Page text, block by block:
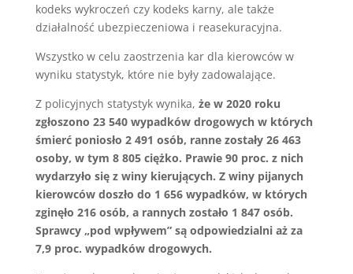
kodeks wykroczeń czy kodeks karny, ale także
działalność ubezpieczeniowa i reasekuracyjna.
Wszystko w celu zaostrzenia kar dla kierowców w
wyniku statystyk, które nie były zadowalające.
Z policyjnych statystyk wynika, że w 2020 roku
zgłoszono 23 540 wypadków drogowych w których
śmierć poniosło 2 491 osób, ranne zostały 26 463
osoby, w tym 8 805 ciężko. Prawie 90 proc. z nich
wydarzyło się z winy kierujących. Z winy pijanych
kierowców doszło do 1 656 wypadków, w których
zginęło 216 osób, a rannych zostało 1 847 osób.
Sprawcy „pod wpływem” są odpowiedzialni aż za
7,9 proc. wypadków drogowych.